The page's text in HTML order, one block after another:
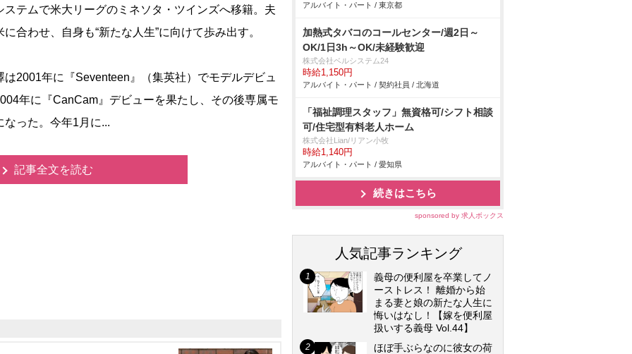
ステムで米大リーグのミネソタ・ツインズへ移籍。夫
に合わせ、自身も“新たな人生”に向けて歩み出す。
2001年に『Seventeen』（集英社）でモデルデビュ
年に『CanCam』デビューを果たし、その後専属モ
なった。今年1月に...
記事全文を読む
アルバイト・パート / 東京都
加熱式タバコのコールセンター/週2日～
OK/1日3h～OK/未経験歓迎
株式会社ベルシステム24
時給1,150円
アルバイト・パート / 契約社員 / 北海道
「福祉調理スタッフ」無資格可/シフト相談
可/住宅型有料老人ホーム
株式会社Lian/リアン小牧
時給1,140円
アルバイト・パート / 愛知県
続きはこちら
sponsored by 求人ボックス
人気記事ランキング
義母の便利屋を卒業してノ
ーストレス！ 離婚から始
まる妻と娘の新たな人生に
悔いはなし！【嫁を便利屋
扱いする義母 Vol.44】
ほぼ手ぶらなのに彼女の荷